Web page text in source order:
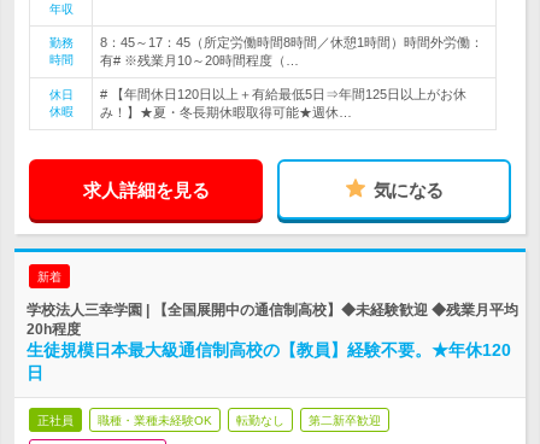
年収
勤務
時間
8：45～17：45（所定労働時間8時間／休憩1時間）時間外労働：
有# ※残業月10～20時間程度（…
休日
休暇
# 【年間休日120日以上＋有給最低5日⇒年間125日以上がお休
み！】★夏・冬長期休暇取得可能★週休…
求人詳細を見る 気になる
新着
学校法人三幸学園 | 【全国展開中の通信制高校】◆未経験歓迎 ◆残業月平均
20h程度
生徒規模日本最大級通信制高校の【教員】経験不要。★年休120
日
正社員 職種・業種未経験OK 転勤なし 第二新卒歓迎